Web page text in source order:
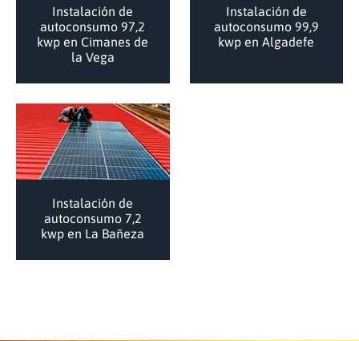
Instalación de
autoconsumo 97,2
kwp en Cimanes de
la Vega
Instalación de
autoconsumo 99,9
kwp en Algadefe
Instalación de
autoconsumo 7,2
kwp en La Bañeza